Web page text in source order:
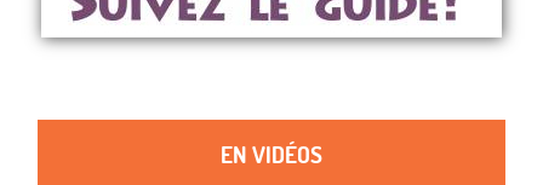
EN VIDÉOS